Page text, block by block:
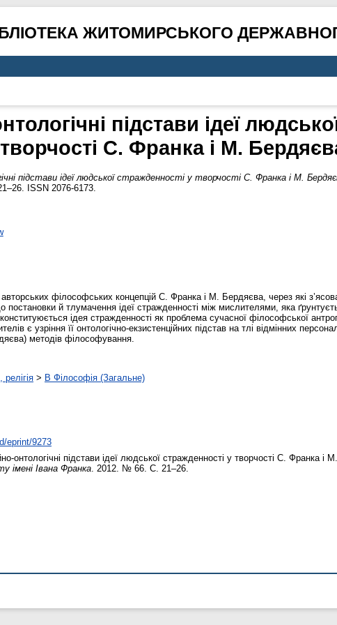
ЖИТОМИРСЬКОГО
підстави ідеї
творчості С. Франка і М.
підстави ідеї людської стражденності у творчості С. Франка і М.
ISSN 2076-6173.
філософських концепцій С. Франка і М. Бердяєва, через які
постановки й тлумачення ідеї стражденності між мислителями, яка
ідея стражденності як проблема сучасної філософської
є узріння її онтологічно-екзистенційних підстав на тлі відмінних
методів філософування.
> B Філософія (Загальне)
eprint/9273
онтологічні підстави ідеї людської стражденності у творчості С. Франка і
імені Івана Франка . 2012. № 66. С. 21–26.